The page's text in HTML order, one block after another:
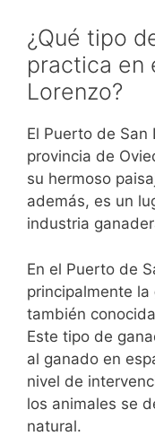
¿Qué tipo
practica en
Lorenzo?
El Puerto de San
provincia de
su hermoso
además, es un
industria
En el Puerto de
principalmente la
también
Este tipo de
al ganado en
nivel de
los animales se
natural.